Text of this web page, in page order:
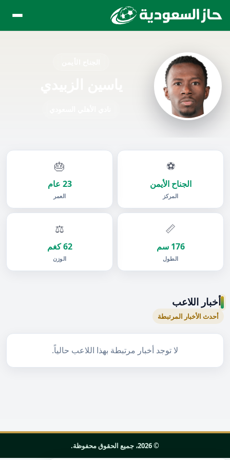
⚽
الجناح الأيمن
المركز
🎂
23 عام
العمر
📏
176 سم
الطول
⚖️
62 كغم
الوزن
أخبار اللاعب
أحدث الأخبار المرتبطة
لا توجد أخبار مرتبطة بهذا اللاعب حالياً.
© 2026، جميع الحقوق محفوظة.